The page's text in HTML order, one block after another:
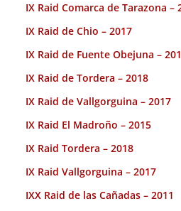
IX Raid Comarca de Tarazona –
IX Raid de Chio – 2017
IX Raid de Fuente Obejuna –
IX Raid de Tordera – 2018
IX Raid de Vallgorguina – 2017
IX Raid El Madroño – 2015
IX Raid Tordera – 2018
IX Raid Vallgorguina – 2017
IXX Raid de las Cañadas – 2011